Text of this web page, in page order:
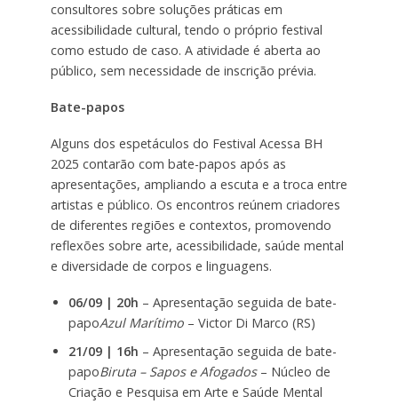
consultores sobre soluções práticas em
acessibilidade cultural, tendo o próprio festival
como estudo de caso. A atividade é aberta ao
público, sem necessidade de inscrição prévia.
Bate-papos
Alguns dos espetáculos do Festival Acessa BH
2025 contarão com bate-papos após as
apresentações, ampliando a escuta e a troca entre
artistas e público. Os encontros reúnem criadores
de diferentes regiões e contextos, promovendo
reflexões sobre arte, acessibilidade, saúde mental
e diversidade de corpos e linguagens.
06/09 | 20h – Apresentação seguida de bate-
papoAzul Marítimo– Victor Di Marco (RS)
21/09 | 16h – Apresentação seguida de bate-
papoBiruta – Sapos e Afogados– Núcleo de
Criação e Pesquisa em Arte e Saúde Mental